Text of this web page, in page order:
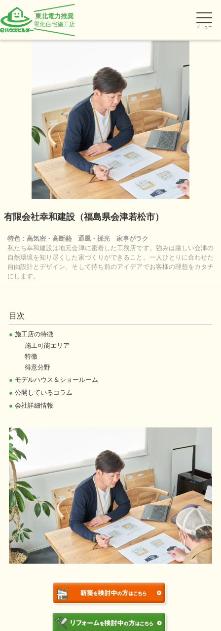
東北電力推奨
電化住宅施工店 メニュー
有限会社幸和建設（福島県会津若松市）
特色：高気密・高断熱 通風・採光 家事がラク
私たち幸和建設は地元会津に密着した工務店です。強みは厳しい会津の
自然環境を知り尽くした家づくりができること。一人ひとりに合わせた
自由設計とデザイン、そして持ち前のアイデアでお客様の理想をカタチ
にします。
目次
● 施工店の特徴
施工可能エリア
特徴
得意分野
● モデルハウス＆ショールーム
● 公開しているコラム
● 会社詳細情報